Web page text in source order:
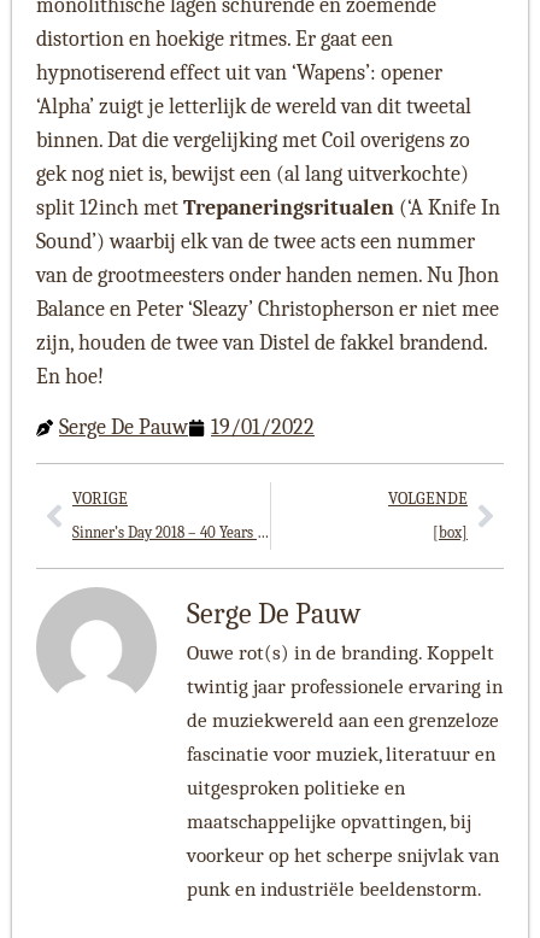
monolithische lagen schurende en zoemende
distortion en hoekige ritmes. Er gaat een
hypnotiserend effect uit van ‘Wapens’: opener
‘Alpha’ zuigt je letterlijk de wereld van dit tweetal
binnen. Dat die vergelijking met Coil overigens zo
gek nog niet is, bewijst een (al lang uitverkochte)
split 12inch metTrepaneringsritualen (‘A Knife In
Sound’) waarbij elk van de twee acts een nummer
van de grootmeesters onder handen nemen. Nu Jhon
Balance en Peter ‘Sleazy’ Christopherson er niet mee
zijn, houden de twee van Distel de fakkel brandend.
En hoe!
Serge De Pauw 19/01/2022
VORIGE
Sinner’s Day 2018 – 40 Years Of New Wave
VOLGENDE
[box]
Serge De Pauw
Ouwe rot(s) in de branding. Koppelt
twintig jaar professionele ervaring in
de muziekwereld aan een grenzeloze
fascinatie voor muziek, literatuur en
uitgesproken politieke en
maatschappelijke opvattingen, bij
voorkeur op het scherpe snijvlak van
punk en industriële beeldenstorm.